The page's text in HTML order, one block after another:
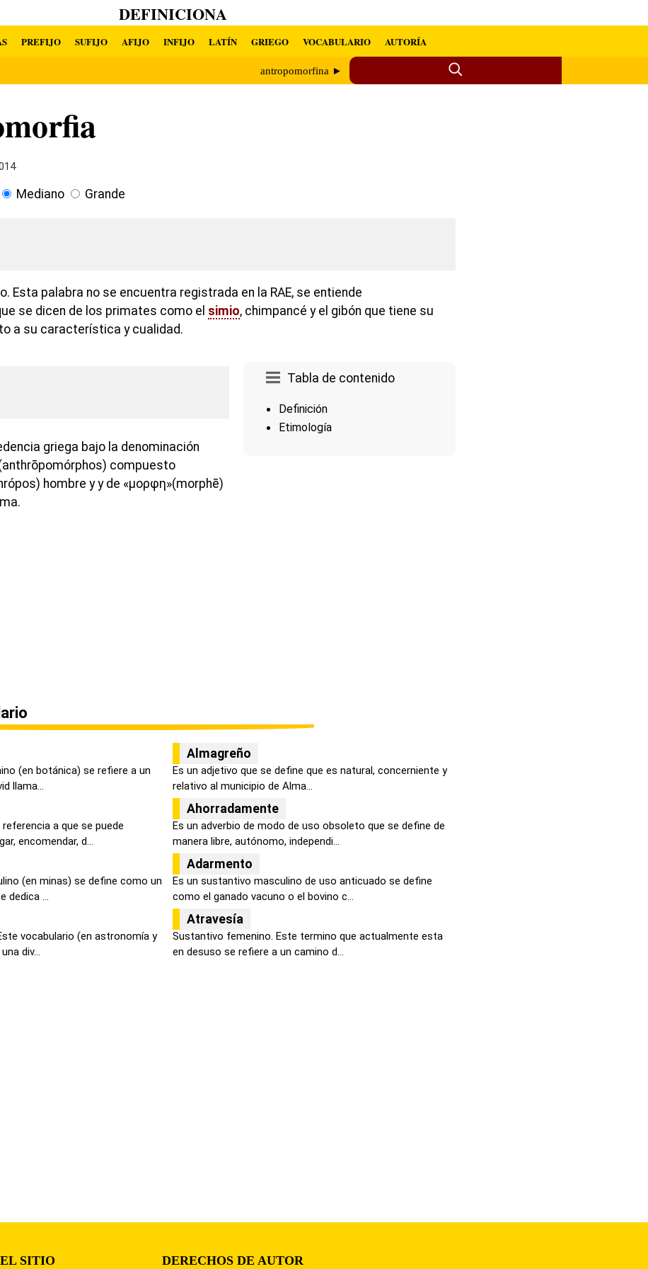
DEFINICIONA
PREFIJO SUFIJO AFIJO INFIJO LATÍN GRIEGO VOCABULARIO AUTORÍA
antropomorfina ►
Mediano Grande
Esta palabra no se encuentra registrada en la RAE, se entiende
se dicen de los primates como el simio, chimpancé y el gibón que tiene su
a su característica y cualidad.
Tabla de contenido
Definición
Etimología
griega bajo la denominación
compuesto
hombre y y de «μορφη»(morphē)
(en botánica) se refiere a un
llama...
Almagreño
Es un adjetivo que se define que es natural, concerniente y
relativo al municipio de Alma...
a que se puede
encomendar, d...
Ahorradamente
Es un adverbio de modo de uso obsoleto que se define de
manera libre, autónomo, independi...
(en minas) se define como un
dedica ...
Adarmento
Es un sustantivo masculino de uso anticuado se define
como el ganado vacuno o el bovino c...
vocabulario (en astronomía y
div...
Atravesía
Sustantivo femenino. Este termino que actualmente esta
en desuso se refiere a un camino d...
SITIO DERECHOS DE AUTOR